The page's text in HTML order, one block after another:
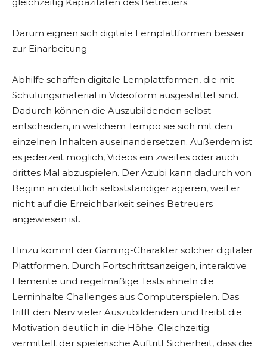
Darum eignen sich digitale Lernplattformen besser
zur Einarbeitung
Abhilfe schaffen digitale Lernplattformen, die mit
Schulungsmaterial in Videoform ausgestattet sind.
Dadurch können die Auszubildenden selbst
entscheiden, in welchem Tempo sie sich mit den
einzelnen Inhalten auseinandersetzen. Außerdem ist
es jederzeit möglich, Videos ein zweites oder auch
drittes Mal abzuspielen. Der Azubi kann dadurch von
Beginn an deutlich selbstständiger agieren, weil er
nicht auf die Erreichbarkeit seines Betreuers
angewiesen ist.
Hinzu kommt der Gaming-Charakter solcher digitaler
Plattformen. Durch Fortschrittsanzeigen, interaktive
Elemente und regelmäßige Tests ähneln die
Lerninhalte Challenges aus Computerspielen. Das
trifft den Nerv vieler Auszubildenden und treibt die
Motivation deutlich in die Höhe. Gleichzeitig
vermittelt der spielerische Auftritt Sicherheit, dass die